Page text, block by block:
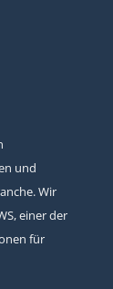
und
Wir
einer der
für